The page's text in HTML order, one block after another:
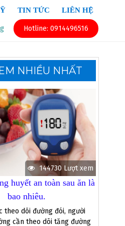
TIN TỨC LIÊN HỆ
Hotline: 0914496516
NHIỀU NHẤT
144730 Lượt xem
huyết an toàn sau ăn là
bao nhiêu.
theo dõi đường đói, người
cần theo dõi tăng đường